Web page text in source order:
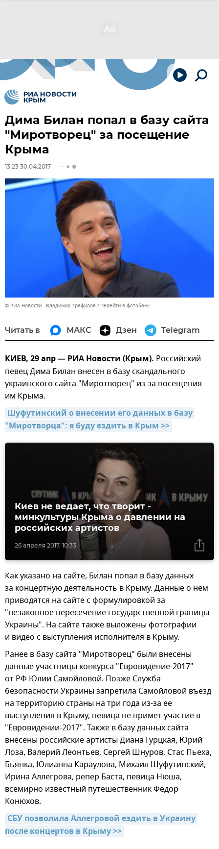
Дима Билан попал в базу сайта
"Миротворец" за посещение
Крыма
13:23 30.04.2017
© РИА Новости . Владимир Трефилов Перейти в фотобанк
Читать в МАКС Дзен Telegram
КИЕВ, 29 апр — РИА Новости (Крым). Российский
певец Дима Билан внесен в базу скандального
украинского сайта "Миротворец" из-за посещения
им Крыма.
Шуфутинский о внесении его данных в базу
"Миротворца": я буду ездить в Крым >>
26 апреля 2017, 10:33
Киев не ведает, что творит -
минкультуры Крыма о давлении на
российских артистов
Как указано на сайте, Билан попал в базу данных
за концертную деятельность в Крыму. Данные о нем
приводятся на сайте с формулировкой за
"незаконное пересечение государственной границы
Украины". На сайте также выложены фотографии
и видео с выступления исполнителя в Крыму.
Ранее в базу сайта "Миротворец" были внесены
данные участницы конкурса "Евровидение-2017"
от РФ Юлии Самойловой. Позже Служба
безопасности Украины запретила Самойловой въезд
на территорию страны на три года из-за ее
выступления в Крыму, певица не примет участие в
"Евровидении-2017". Также в базу данных сайта
внесены российские артисты Диана Гурцкая, Юрий
Лоза, Валерий Леонтьев, Сергей Шнуров, Стас Пьеха,
Бьянка, Юлианна Караулова, Михаил Шуфутинский,
Ирина Аллегрова, репер Баста, певица Нюша,
всемирно известный путешественник Федор
Конюхов.
СБУ позволила Аллегровой ездить в Украину
после концертов в Крыму >>